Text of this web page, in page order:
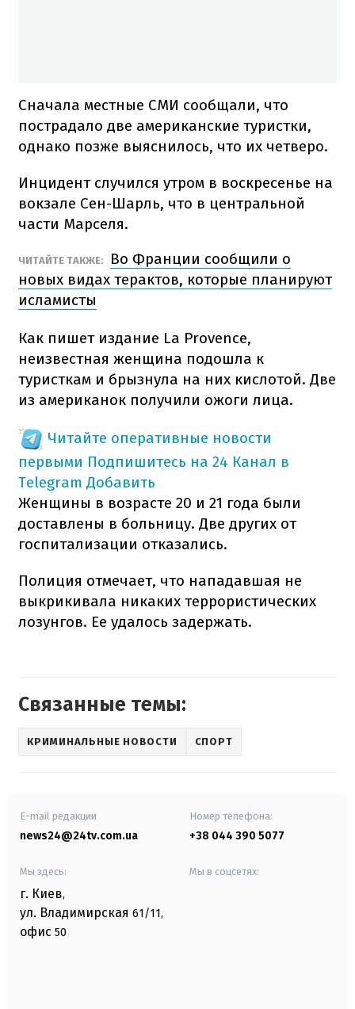
Сначала местные СМИ сообщали, что
пострадало две американские туристки,
однако позже выяснилось, что их четверо.
Инцидент случился утром в воскресенье на
вокзале Сен-Шарль, что в центральной
части Марселя.
ЧИТАЙТЕ ТАКЖЕ:
Во Франции сообщили о
новых видах терактов, которые планируют
исламисты
Как пишет издание Lа Provence,
неизвестная женщина подошла к
туристкам и брызнула на них кислотой. Две
из американок получили ожоги лица.
Читайте оперативные новости
первыми Подпишитесь на 24 Канал в
Telegram Добавить
Женщины в возрасте 20 и 21 года были
доставлены в больницу. Две других от
госпитализации отказались.
Полиция отмечает, что нападавшая не
выкрикивала никаких террористических
лозунгов. Ее удалось задержать.
Связанные темы:
КРИМИНАЛЬНЫЕ НОВОСТИ СПОРТ
E-mail редакции
news24@24tv.com.ua
Номер телефона:
+38 044 390 5077
Мы здесь:
г. Киев,
ул. Владимирская 61/11,
офис 50
Мы в соцсетях: